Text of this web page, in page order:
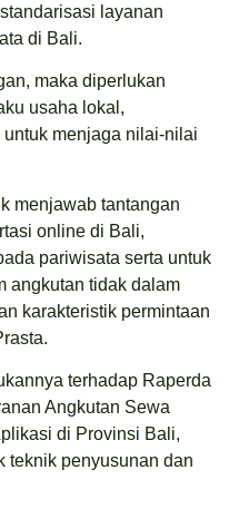
layanan
di Bali.
maka diperlukan
usaha lokal,
menjaga nilai-nilai
menjawab tantangan
online di Bali,
pariwisata serta untuk
angkutan tidak dalam
karakteristik permintaan
terhadap Raperda
Angkutan Sewa
di Provinsi Bali,
teknik penyusunan dan